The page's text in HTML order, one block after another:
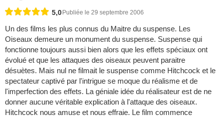
5,0 Publiée le 29 septembre 2006
Un des films les plus connus du Maitre du suspense. Les
Oiseaux demeure un monument du suspense. Suspense qui
fonctionne toujours aussi bien alors que les effets spéciaux ont
évolué et que les attaques des oiseaux peuvent paraitre
désuètes. Mais nul ne filmait le suspense comme Hitchcock et le
spectateur captivé par l'intrigue se moque du réalisme et de
l'imperfection des effets. La géniale idée du réalisateur est de ne
donner aucune véritable explication à l'attaque des oiseaux.
Hitchcock nous amuse et nous effraie. Le film commence